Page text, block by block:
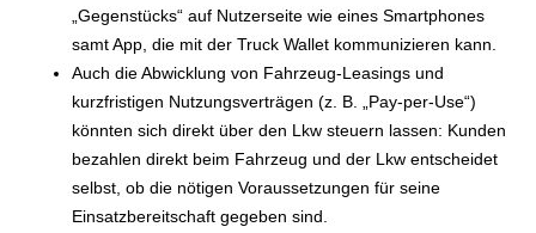
„Gegenstücks“ auf Nutzerseite wie eines Smartphones
samt App, die mit der Truck Wallet kommunizieren kann.
Auch die Abwicklung von Fahrzeug-Leasings und
kurzfristigen Nutzungsverträgen (z. B. „Pay-per-Use“)
könnten sich direkt über den Lkw steuern lassen: Kunden
bezahlen direkt beim Fahrzeug und der Lkw entscheidet
selbst, ob die nötigen Voraussetzungen für seine
Einsatzbereitschaft gegeben sind.